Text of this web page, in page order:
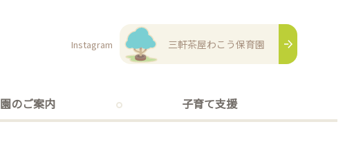
三軒茶屋わこう保育園
Instagram
のご案内 子育て支援